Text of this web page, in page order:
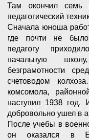
Там окончил семь
педагогический
Сначала юноша
где почти не
педагогу
начальную
безграмотности
счетоводом
комсомола,
наступил 1938 год.
добровольно ушел в
После учебы в
он оказался в